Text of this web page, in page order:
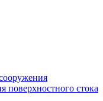
поверхностного стока